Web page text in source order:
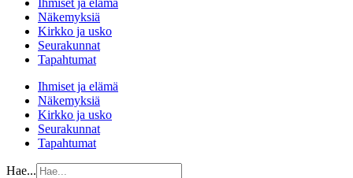
Ihmiset ja elämä
Näkemyksiä
Kirkko ja usko
Seurakunnat
Tapahtumat
Ihmiset ja elämä
Näkemyksiä
Kirkko ja usko
Seurakunnat
Tapahtumat
Hae...